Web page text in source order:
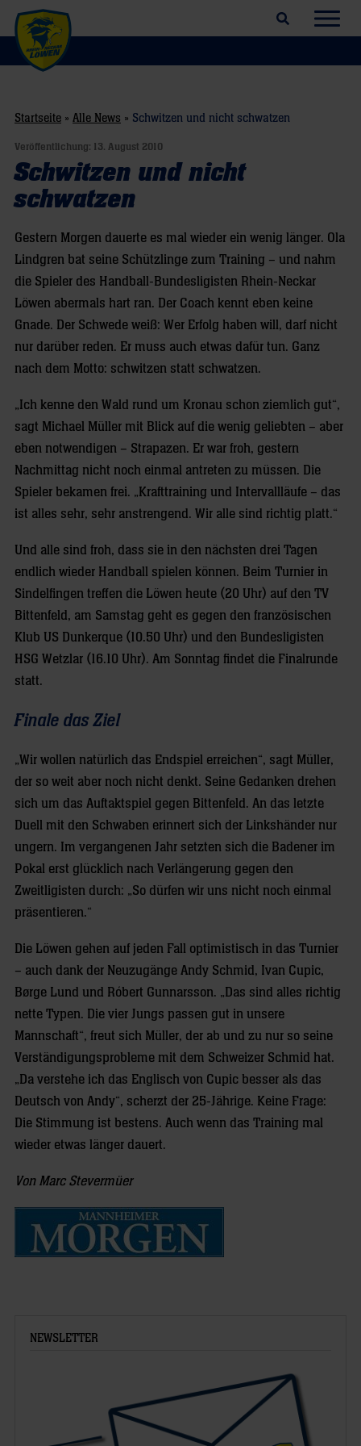
Suchfeld öffnen
Startseite » Alle News » Schwitzen und nicht schwatzen
Veröffentlichung: 13. August 2010
Schwitzen und nicht
schwatzen
Gestern Morgen dauerte es mal wieder ein wenig länger. Ola
Lindgren bat seine Schützlinge zum Training – und nahm
die Spieler des Handball-Bundesligisten Rhein-Neckar
Löwen abermals hart ran. Der Coach kennt eben keine
Gnade. Der Schwede weiß: Wer Erfolg haben will, darf nicht
nur darüber reden. Er muss auch etwas dafür tun. Ganz
nach dem Motto: schwitzen statt schwatzen.
„Ich kenne den Wald rund um Kronau schon ziemlich gut“,
sagt Michael Müller mit Blick auf die wenig geliebten – aber
eben notwendigen – Strapazen. Er war froh, gestern
Nachmittag nicht noch einmal antreten zu müssen. Die
Spieler bekamen frei. „Krafttraining und Intervallläufe – das
ist alles sehr, sehr anstrengend. Wir alle sind richtig platt.“
Und alle sind froh, dass sie in den nächsten drei Tagen
endlich wieder Handball spielen können. Beim Turnier in
Sindelfingen treffen die Löwen heute (20 Uhr) auf den TV
Bittenfeld, am Samstag geht es gegen den französischen
Klub US Dunkerque (10.50 Uhr) und den Bundesligisten
HSG Wetzlar (16.10 Uhr). Am Sonntag findet die Finalrunde
statt.
Finale das Ziel
„Wir wollen natürlich das Endspiel erreichen“, sagt Müller,
der so weit aber noch nicht denkt. Seine Gedanken drehen
sich um das Auftaktspiel gegen Bittenfeld. An das letzte
Duell mit den Schwaben erinnert sich der Linkshänder nur
ungern. Im vergangenen Jahr setzten sich die Badener im
Pokal erst glücklich nach Verlängerung gegen den
Zweitligisten durch: „So dürfen wir uns nicht noch einmal
präsentieren.“
Die Löwen gehen auf jeden Fall optimistisch in das Turnier
– auch dank der Neuzugänge Andy Schmid, Ivan Cupic,
Børge Lund und Róbert Gunnarsson. „Das sind alles richtig
nette Typen. Die vier Jungs passen gut in unsere
Mannschaft“, freut sich Müller, der ab und zu nur so seine
Verständigungsprobleme mit dem Schweizer Schmid hat.
„Da verstehe ich das Englisch von Cupic besser als das
Deutsch von Andy“, scherzt der 25-Jährige. Keine Frage:
Die Stimmung ist bestens. Auch wenn das Training mal
wieder etwas länger dauert.
Von Marc Stevermüer
NEWSLETTER